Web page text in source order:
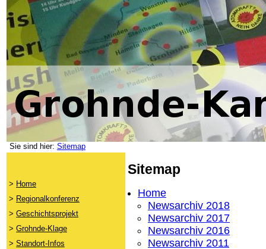
Sie sind hier: Sitemap
> Home
> Regionalkonferenz
> Geschichtsprojekt
> Grohnde-Klage
> Standort-Infos
Sitemap
Home
Newsarchiv 2018
Newsarchiv 2017
Newsarchiv 2016
Newsarchiv 2011